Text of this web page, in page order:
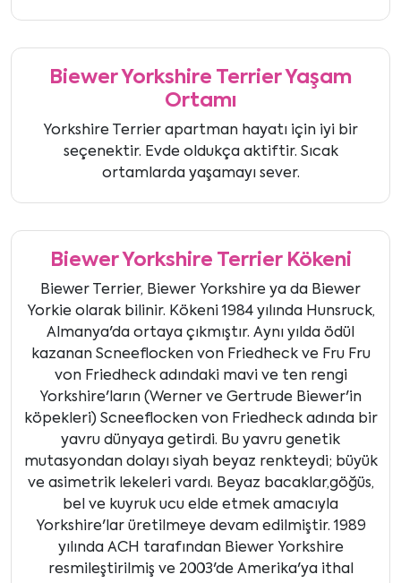
Biewer Yorkshire Terrier Yaşam
Ortamı
Yorkshire Terrier apartman hayatı için iyi bir
seçenektir. Evde oldukça aktiftir. Sıcak
ortamlarda yaşamayı sever.
Biewer Yorkshire Terrier Kökeni
Biewer Terrier, Biewer Yorkshire ya da Biewer
Yorkie olarak bilinir. Kökeni 1984 yılında Hunsruck,
Almanya'da ortaya çıkmıştır. Aynı yılda ödül
kazanan Scneeflocken von Friedheck ve Fru Fru
von Friedheck adındaki mavi ve ten rengi
Yorkshire'ların (Werner ve Gertrude Biewer'in
köpekleri) Scneeflocken von Friedheck adında bir
yavru dünyaya getirdi. Bu yavru genetik
mutasyondan dolayı siyah beyaz renkteydi; büyük
ve asimetrik lekeleri vardı. Beyaz bacaklar,göğüs,
bel ve kuyruk ucu elde etmek amacıyla
Yorkshire'lar üretilmeye devam edilmiştir. 1989
yılında ACH tarafından Biewer Yorkshire
resmileştirilmiş ve 2003'de Amerika'ya ithal